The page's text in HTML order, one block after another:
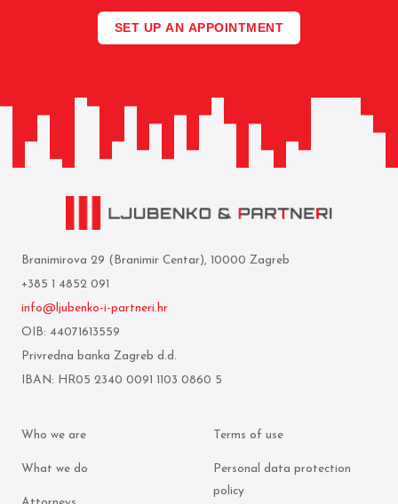
SET UP AN APPOINTMENT
Branimirova 29 (Branimir Centar), 10000 Zagreb
+385 1 4852 091
info@ljubenko-i-partneri.hr
OIB: 44071613559
Privredna banka Zagreb d.d.
IBAN: HR05 2340 0091 1103 0860 5
Who we are
What we do
Terms of use
Personal data protection
policy